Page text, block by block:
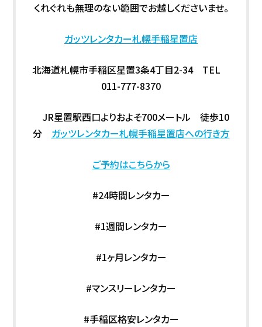
くれぐれも無理のない範囲でお越しくださいませ。
ガッツレンタカー札幌手稲星置店
北海道札幌市手稲区星置3条4丁目2-34 TEL
011-777-8370
JR星置駅西口よりおよそ700メートル 徒歩10
分 ガッツレンタカー札幌手稲星置店への行き方
ご予約はこちらから
#24時間レンタカー
#1週間レンタカー
#1ヶ月レンタカー
#マンスリーレンタカー
#手稲区格安レンタカー